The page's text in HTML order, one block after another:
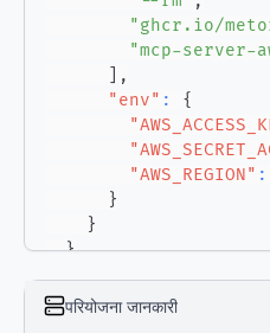
"ghcr.io/
"mcp-server-
,
"env" :
{
"AWS_REGION" :
}
}
}
परियोजना जानकारी